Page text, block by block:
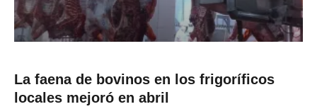
La faena de bovinos en los frigoríficos
locales mejoró en abril